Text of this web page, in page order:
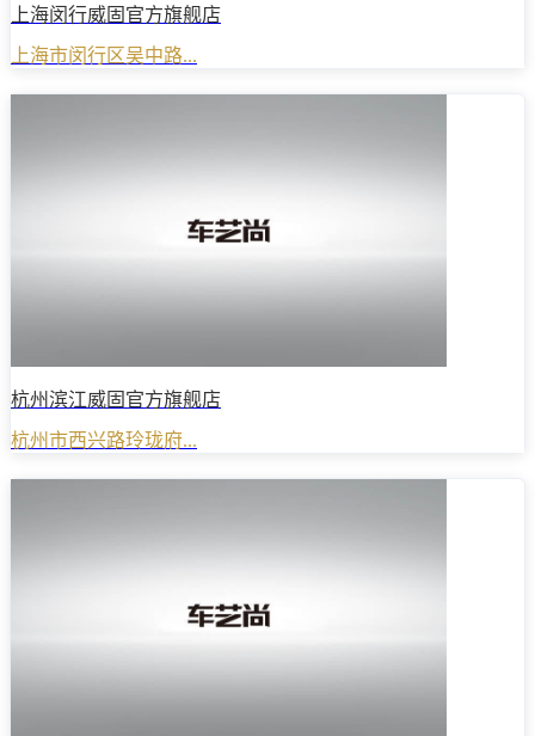
上海闵行威固官方旗舰店
上海市闵行区吴中路...
杭州滨江威固官方旗舰店
杭州市西兴路玲珑府...